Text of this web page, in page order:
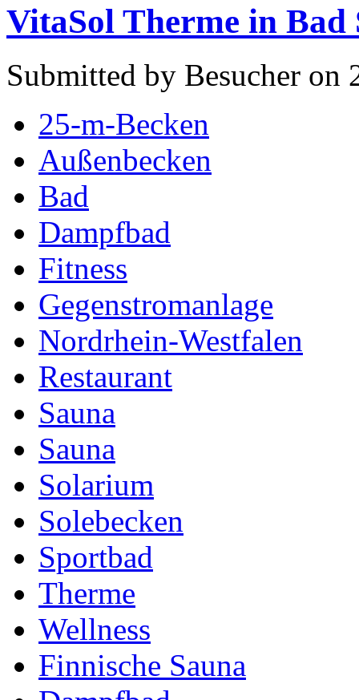
VitaSol Therme in Bad
Submitted by Besucher
25-m-Becken
Außenbecken
Bad
Dampfbad
Fitness
Gegenstromanlage
Nordrhein-Westfalen
Restaurant
Sauna
Sauna
Solarium
Solebecken
Sportbad
Therme
Wellness
Finnische Sauna